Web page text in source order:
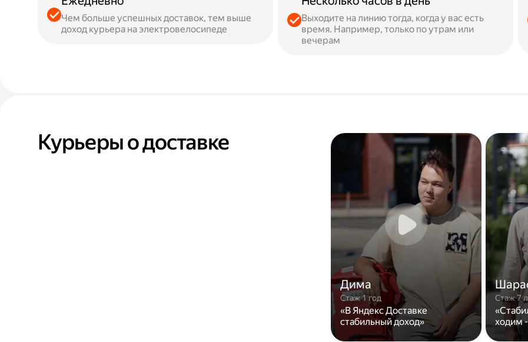
Чем больше успешных доставок, тем выше
доход курьера на электровелосипеде
Выходите на линию тогда, когда у вас есть
время. Например, только по утрам или
вечерам
Курьеры о доставке
Дима
Стаж 1 год
«В Яндекс Доставке
стабильный доход»
Стаж 7
ходим